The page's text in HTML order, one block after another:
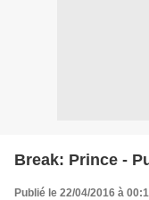
Break: Prince -
Publié le 22/04/2016 à